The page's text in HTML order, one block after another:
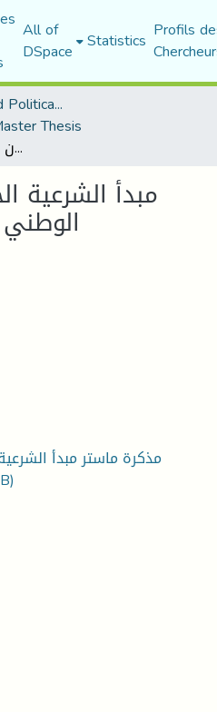
All of
DSpace Statistics Profils
Faculty of Law and Political Science
Thesis
مبدأ الشرعية الجنائية بين القانون الوطني والقا نون الدولي
مبدأ الشرعية
مذكرة ماستر مبدأ